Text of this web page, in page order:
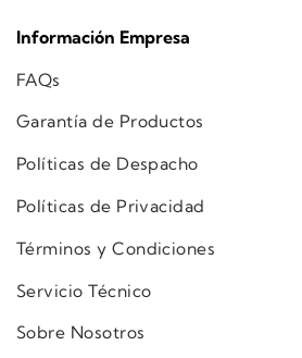
Información Empresa
FAQs
Garantía de Productos
Políticas de Despacho
Políticas de Privacidad
Términos y Condiciones
Servicio Técnico
Sobre Nosotros